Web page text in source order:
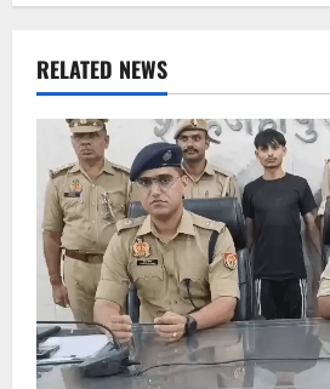
RELATED NEWS